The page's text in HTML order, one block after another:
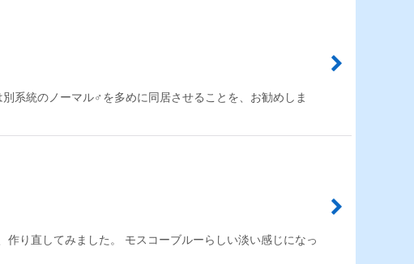
系統のノーマル♂を多めに同居させることを、お勧めしま
り直してみました。 モスコーブルーらしい淡い感じになっ